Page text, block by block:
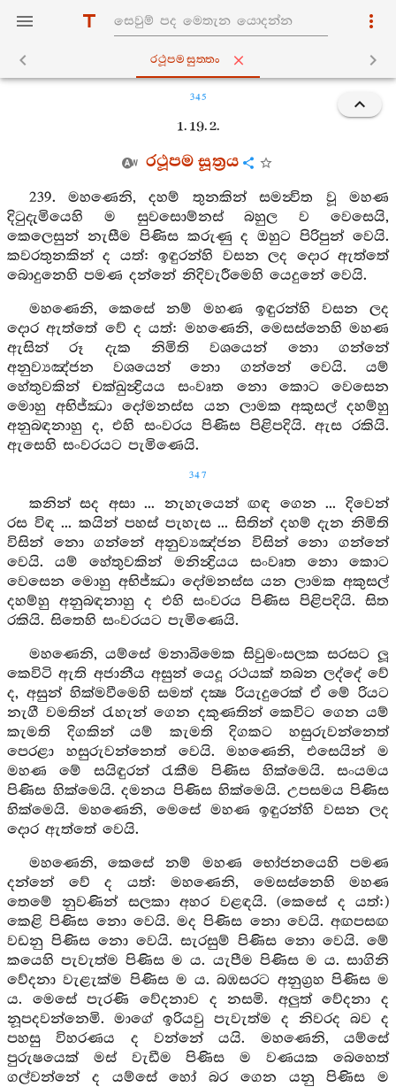
රථූපමසුත‍්තං
345
1. 19. 2.
රථූපම සූත්‍රය
239. මහණෙනි, දහම් තුනකින් සමන්‍විත වූ මහණ
දිටුදැමියෙහි ම සුවසොම්නස් බහුල ව වෙසෙයි,
කෙලෙසුන් නැසීම පිණිස කරුණු ද ඔහුට පිරිපුන් වෙයි.
කවරතුනකින් ද යත්: ඉඳුරන්හි වසන ලද දොර ඇත්තේ
බොදුනෙහි පමණ දන්නේ නිදිවැරීමෙහි යෙදුනේ වෙයි.
මහණෙනි, කෙසේ නම් මහණ ඉඳුරන්හි වසන ලද
දොර ඇත්තේ වේ ද යත්: මහණෙනි, මෙසස්නෙහි මහණ
ඇසින් රූ දැක නිමිති වශයෙන් නො ගන්නේ
අනුව්‍යඤ්ජන වශයෙන් නො ගන්නේ වෙයි. යම්
හේතුවකින් චක්ඛුන්‍ද්‍රියය සංවෘත නො කොට වෙසෙන
මොහු අභිජ්ඣා දෝමනස්ස යන ලාමක අකුසල් දහම්හු
අනුබඳනාහු ද, එහි සංවරය පිණිස පිළිපදියි. ඇස රකියි.
ඇසෙහි සංවරයට පැමිණෙයි.
347
කනින් සද අසා ... නැහැයෙන් ඟඳ ගෙන ... දිවෙන්
රස විඳ ... කයින් පහස් පැහැස ... සිතින් දහම් දැන නිමිති
විසින් නො ගන්නේ අනුව්‍යඤ්ජන විසින් නො ගන්නේ
වෙයි. යම් හේතුවකින් මනින්‍ද්‍රියය සංවෘත නො කොට
වෙසෙන මොහු අභිජ්ඣා දෝමනස්ස යන ලාමක අකුසල්
දහම්හු අනුබඳනාහු ද එහි සංවරය පිණිස පිළිපදියි. සිත
රකියි. සිතෙහි සංවරයට පැමිණෙයි.
මහණෙනි, යම්සේ මනාබිමෙක සිවුමංසලක සරසට ලූ
කෙවිටි ඇති අජානීය අසුන් යෙදූ රථයක් තබන ලද්දේ වේ
ද, අසුන් හික්මවීමෙහි සමත් දක්‍ෂ රියැදුරෙක් ඒ මේ රියට
නැගී වමතින් රැහැන් ගෙන දකුණතින් කෙවිට ගෙන යම්
කැමති දිගකින් යම් කැමති දිගකට හසුරුවන්නෙත්
පෙරළා හසුරුවන්නෙත් වෙයි. මහණෙනි, එසෙයින් ම
මහණ මේ සයිඳුරන් රැකීම පිණිස හික්මෙයි. සංයමය
පිණිස හික්මෙයි. දමනය පිණිස හික්මෙයි. උපසමය පිණිස
හික්මෙයි. මහණෙනි, මෙසේ මහණ ඉඳුරන්හි වසන ලද
දොර ඇත්තේ වෙයි.
මහණෙනි, කෙසේ නම් මහණ භෝජනයෙහි පමණ
දන්නේ වේ ද යත්: මහණෙනි, මෙසස්නෙහි මහණ
තෙමේ නුවණින් සලකා අහර වළඳයි. (කෙසේ ද යත්:)
කෙළි පිණිස නො වෙයි. මද පිණිස නො වෙයි. අඟපසඟ
වඩනු පිණිස නො වෙයි. සැරසුම් පිණිස නො වෙයි. මේ
කයෙහි පැවැත්ම පිණිස ම ය. යැපීම පිණිස ම ය. සාගිනි
වේදනා වැළැක්ම පිණිස ම ය. බඹසරට අනුග්‍රහ පිණිස ම
ය. මෙසේ පැරණි වේදනාව ද නසමි. අලුත් වේදනා ද
නූපදවන්නෙමි. මාගේ ඉරියවු පැවැත්ම ද නිවරද බව ද
පහසු විහරණය ද වන්නේ යයි. මහණෙනි, යම්සේ
පුරුෂයෙක් මස් වැඩීම පිණිස ම වණයක බෙහෙත්
ගල්වන්නේ ද යම්සේ හෝ බර ගෙන යනු පිණිස ම